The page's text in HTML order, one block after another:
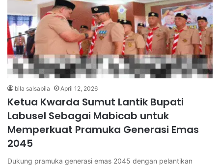
bila salsabila April 12, 2026
Ketua Kwarda Sumut Lantik Bupati
Labusel Sebagai Mabicab untuk
Memperkuat Pramuka Generasi Emas
2045
Dukung pramuka generasi emas 2045 dengan pelantikan